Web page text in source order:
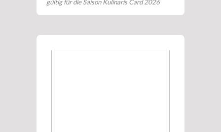
gültig für die Saison Kulinaris Card 2026